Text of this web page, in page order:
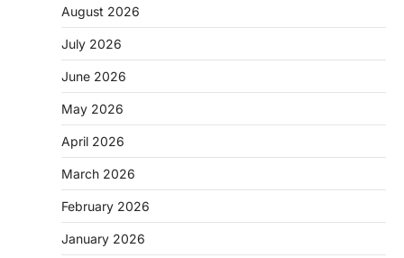
August 2026
July 2026
June 2026
May 2026
April 2026
March 2026
February 2026
January 2026